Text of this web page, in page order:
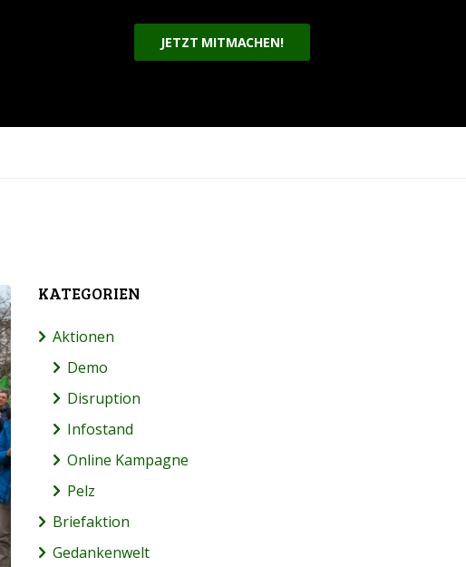
JETZT MITMACHEN!
KATEGORIEN
Aktionen
Demo
Disruption
Infostand
Online Kampagne
Pelz
Briefaktion
Gedankenwelt